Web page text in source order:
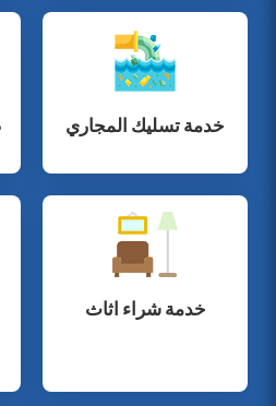
خدمة تسليك المجاري
خدمة شراء اثاث